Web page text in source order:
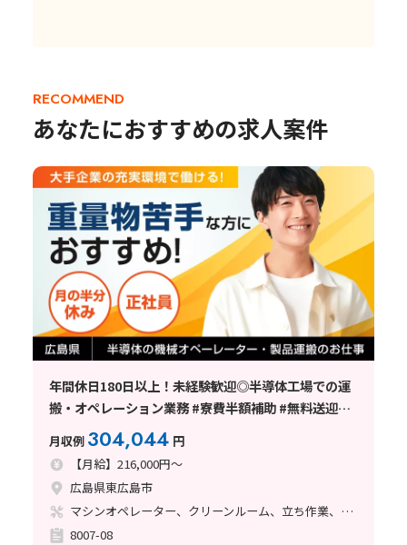
RECOMMEND
あなたにおすすめの求人案件
年間休日180日以上！未経験歓迎◎半導体工場での運
搬・オペレーション業務 #寮費半額補助 #無料送迎あ
月収例 304,044 円
【月給】216,000円～
広島県東広島市
マシンオペレーター、クリーンルーム、立ち作業、その他
8007-08